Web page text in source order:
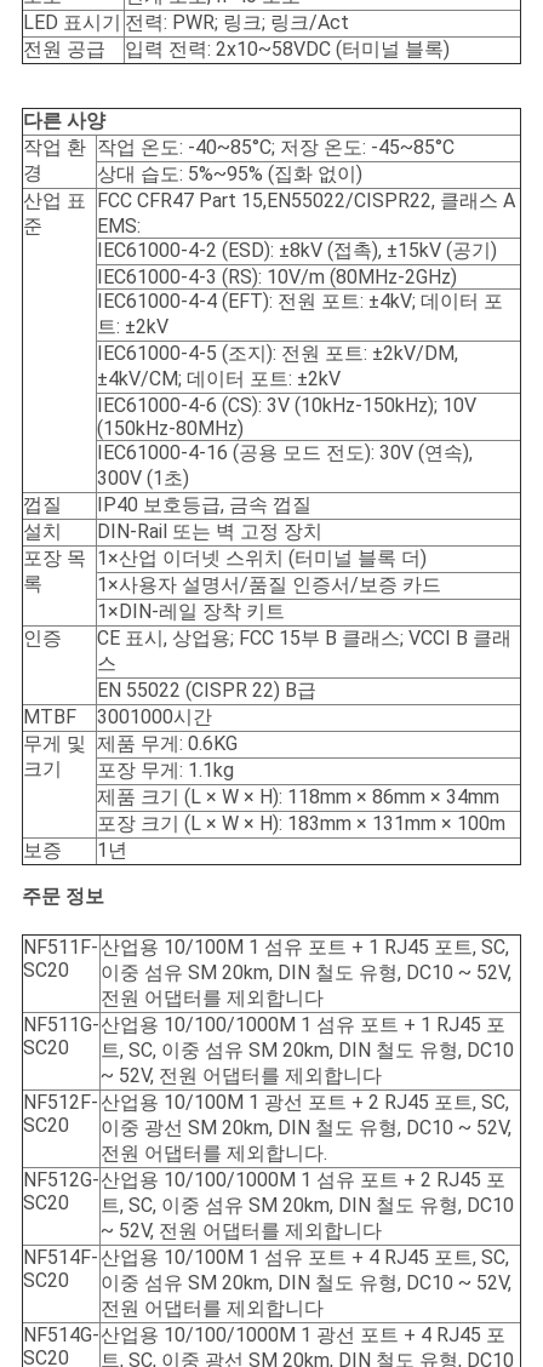
LED 표시기 전력: PWR; 링크; 링크/Act
전원 공급
입력 전력: 2x10~58VDC (터미널 블록)
다른 사양
작업 환
경
작업 온도: -40~85°C; 저장 온도: -45~85°C
상대 습도: 5%~95% (집화 없이)
산업 표
준
FCC CFR47 Part 15,EN55022/CISPR22, 클래스 A
EMS:
IEC61000-4-2 (ESD): ±8kV (접촉), ±15kV (공기)
IEC61000-4-3 (RS): 10V/m (80MHz-2GHz)
IEC61000-4-4 (EFT): 전원 포트: ±4kV; 데이터 포
트: ±2kV
IEC61000-4-5 (조지): 전원 포트: ±2kV/DM,
±4kV/CM; 데이터 포트: ±2kV
IEC61000-4-6 (CS): 3V (10kHz-150kHz); 10V
(150kHz-80MHz)
IEC61000-4-16 (공용 모드 전도): 30V (연속),
300V (1초)
껍질
IP40 보호등급, 금속 껍질
설치
DIN-Rail 또는 벽 고정 장치
포장 목
록
1×산업 이더넷 스위치 (터미널 블록 더)
1×사용자 설명서/품질 인증서/보증 카드
1×DIN-레일 장착 키트
인증
CE 표시, 상업용; FCC 15부 B 클래스; VCCI B 클래
스
EN 55022 (CISPR 22) B급
MTBF
3001000시간
무게 및
크기
제품 무게: 0.6KG
포장 무게: 1.1kg
제품 크기 (L × W × H): 118mm × 86mm × 34mm
포장 크기 (L × W × H): 183mm × 131mm × 100m
보증
1년
주문 정보
NF511F-
SC20
산업용 10/100M 1 섬유 포트 + 1 RJ45 포트, SC,
이중 섬유 SM 20km, DIN 철도 유형, DC10 ~ 52V,
전원 어댑터를 제외합니다
NF511G-
SC20
산업용 10/100/1000M 1 섬유 포트 + 1 RJ45 포
트, SC, 이중 섬유 SM 20km, DIN 철도 유형, DC10
~ 52V, 전원 어댑터를 제외합니다
NF512F-
SC20
산업용 10/100M 1 광선 포트 + 2 RJ45 포트, SC,
이중 광선 SM 20km, DIN 철도 유형, DC10 ~ 52V,
전원 어댑터를 제외합니다.
NF512G-
SC20
산업용 10/100/1000M 1 섬유 포트 + 2 RJ45 포
트, SC, 이중 섬유 SM 20km, DIN 철도 유형, DC10
~ 52V, 전원 어댑터를 제외합니다
NF514F-
SC20
산업용 10/100M 1 섬유 포트 + 4 RJ45 포트, SC,
이중 섬유 SM 20km, DIN 철도 유형, DC10 ~ 52V,
전원 어댑터를 제외합니다
NF514G-
SC20
산업용 10/100/1000M 1 광선 포트 + 4 RJ45 포
트, SC, 이중 광선 SM 20km, DIN 철도 유형, DC10